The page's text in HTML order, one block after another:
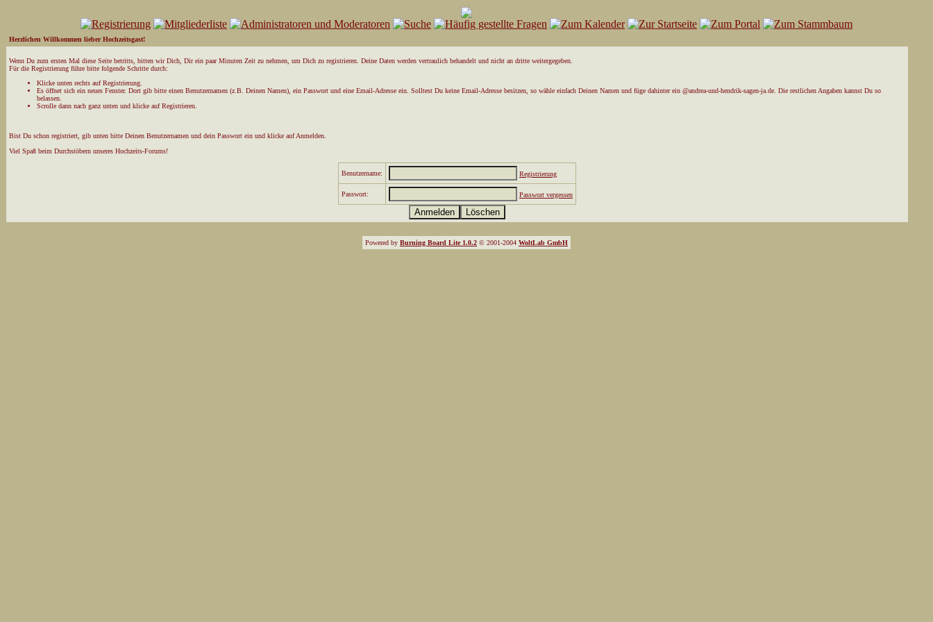
Herzlichen Willkommen lieber Hochzeitsgast!
Wenn Du zum ersten Mal diese Seite betritts, bitten wir Dich, Dir ein paar Minuten Zeit zu nehmen, um Dich zu registrieren. Deine Daten werden vertraulich behandelt und nicht an dritte weitergegeben.
Für die Registrierung führe bitte folgende Schritte durch:
Klicke unten rechts auf Registrierung.
Es öffnet sich ein neues Fenster. Dort gib bitte einen Benutzernamen (z.B. Deinen Namen), ein Passwort und eine Email-Adresse ein. Solltest Du keine Email-Adresse besitzen, so wähle einfach Deinen Namen und füge dahinter ein @andrea-und-hendrik-sagen-ja.de. Die restlichen Angaben kannst Du so
belassen.
Scrolle dann nach ganz unten und klicke auf Registrieren.
Bist Du schon registriert, gib unten bitte Deinen Benutzernamen und dein Passwort ein und klicke auf Anmelden.
Viel Spaß beim Durchstöbern unseres Hochzeits-Forums!
Benutzername: Registrierung
Passwort: Passwort vergessen
Powered by Burning Board Lite 1.0.2 © 2001-2004 WoltLab GmbH